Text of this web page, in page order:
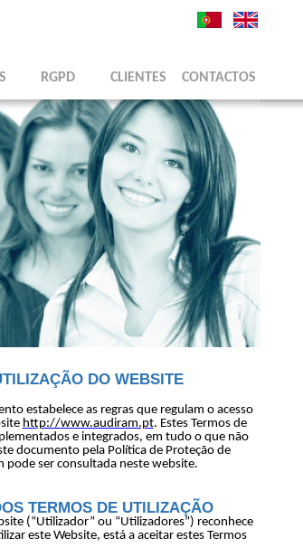
RGPD CLIENTES CONTACTOS
DO WEBSITE
estabelece as regras que regulam o acesso
http://www.audiram.pt. Estes Termos de
e integrados, em tudo o que não
documento pela Política de Proteção de
pode ser consultada neste website.
TERMOS DE UTILIZAÇÃO
(“Utilizador” ou “Utilizadores”) reconhece
este Website, está a aceitar estes Termos